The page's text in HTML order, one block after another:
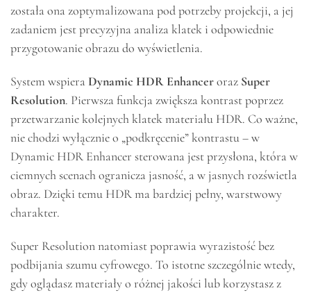
została ona zoptymalizowana pod potrzeby projekcji, a jej
zadaniem jest precyzyjna analiza klatek i odpowiednie
przygotowanie obrazu do wyświetlenia.
System wspiera Dynamic HDR Enhanceroraz Super
Resolution. Pierwsza funkcja zwiększa kontrast poprzez
przetwarzanie kolejnych klatek materiału HDR. Co ważne,
nie chodzi wyłącznie o „podkręcenie” kontrastu – w
Dynamic HDR Enhancer sterowana jest przysłona, która w
ciemnych scenach ogranicza jasność, a w jasnych rozświetla
obraz. Dzięki temu HDR ma bardziej pełny, warstwowy
charakter.
Super Resolution natomiast poprawia wyrazistość bez
podbijania szumu cyfrowego. To istotne szczególnie wtedy,
gdy oglądasz materiały o różnej jakości lub korzystasz z